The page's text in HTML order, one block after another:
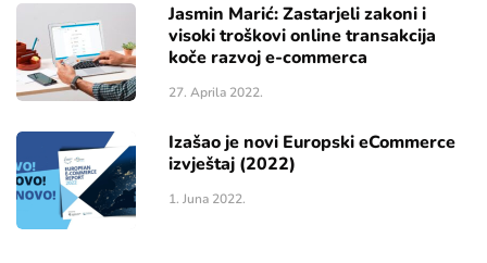
Jasmin Marić: Zastarjeli zakoni i
visoki troškovi online transakcija
koče razvoj e-commerca
27. Aprila 2022.
Izašao je novi Europski eCommerce
izvještaj (2022)
1. Juna 2022.